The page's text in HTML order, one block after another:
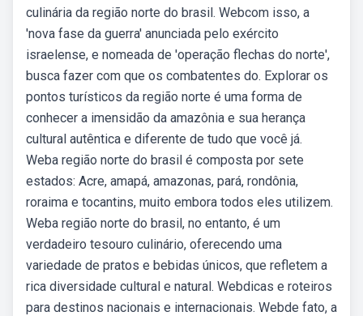
culinária da região norte do brasil. Webcom isso, a
'nova fase da guerra' anunciada pelo exército
israelense, e nomeada de 'operação flechas do norte',
busca fazer com que os combatentes do. Explorar os
pontos turísticos da região norte é uma forma de
conhecer a imensidão da amazônia e sua herança
cultural autêntica e diferente de tudo que você já.
Weba região norte do brasil é composta por sete
estados: Acre, amapá, amazonas, pará, rondônia,
roraima e tocantins, muito embora todos eles utilizem.
Weba região norte do brasil, no entanto, é um
verdadeiro tesouro culinário, oferecendo uma
variedade de pratos e bebidas únicos, que refletem a
rica diversidade cultural e natural. Webdicas e roteiros
para destinos nacionais e internacionais. Webde fato, a